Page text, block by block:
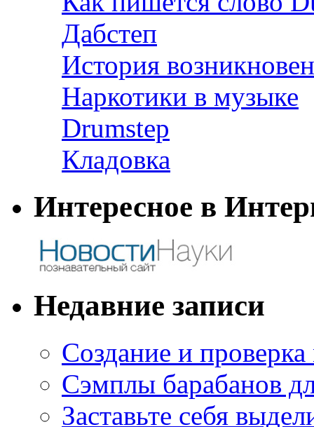
Дабстеп
История
Наркотики в музыке
Drumstep
Кладовка
Интересное в
Недавние записи
Создание и
Сэмплы барабанов
Заставьте себя